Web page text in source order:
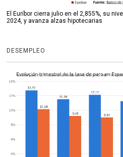
El Euríbor cierra julio en el 2,855%, su
2024, y avanza alzas hipotecarias
DESEMPLEO